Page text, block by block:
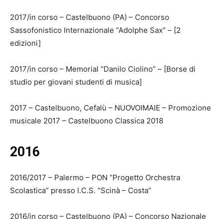
2017/in corso – Castelbuono (PA) – Concorso
Sassofonistico Internazionale “Adolphe Sax” – [2
edizioni]
2017/in corso – Memorial “Danilo Ciolino” – [Borse di
studio per giovani studenti di musica]
2017 – Castelbuono, Cefalù – NUOVOIMAIE – Promozione
musicale 2017 – Castelbuono Classica 2018
2016
2016/2017 – Palermo – PON “Progetto Orchestra
Scolastica” presso I.C.S. “Scinà – Costa”
2016/in corso – Castelbuono (PA) – Concorso Nazionale